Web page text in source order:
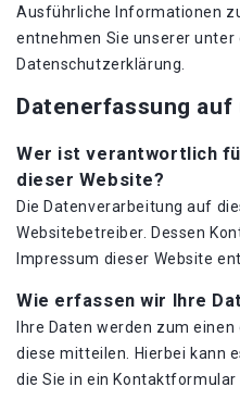
Ausführliche Informationen
entnehmen Sie unserer
Datenschutzerklärung.
Datenerfassung
Wer ist verantwortlich
dieser Website?
Die Datenverarbeitung auf
Websitebetreiber. Dessen
Impressum dieser Website
Wie erfassen wir Ihre
Ihre Daten werden zum
diese mitteilen. Hierbei kann
die Sie in ein Kontaktformular